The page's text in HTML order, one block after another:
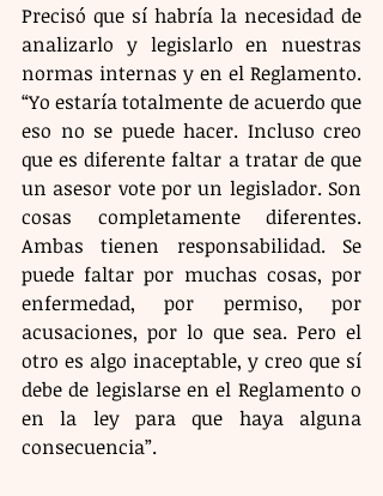
Precisó que sí habría la necesidad de
analizarlo y legislarlo en nuestras
normas internas y en el Reglamento.
“Yo estaría totalmente de acuerdo que
eso no se puede hacer. Incluso creo
que es diferente faltar a tratar de que
un asesor vote por un legislador. Son
cosas completamente diferentes.
Ambas tienen responsabilidad. Se
puede faltar por muchas cosas, por
enfermedad, por permiso, por
acusaciones, por lo que sea. Pero el
otro es algo inaceptable, y creo que sí
debe de legislarse en el Reglamento o
en la ley para que haya alguna
consecuencia”.